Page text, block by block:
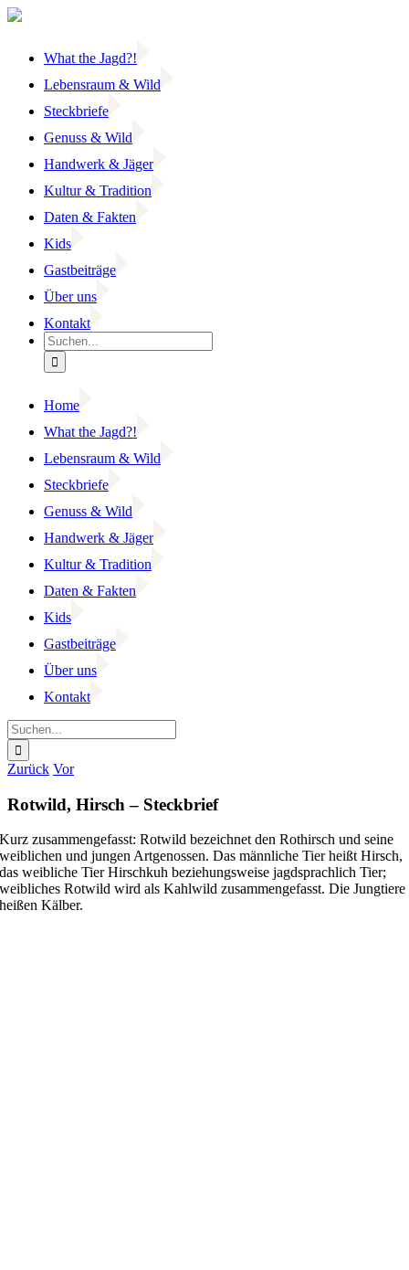
Zum
What the Jagd?!
Lebensraum & Wild
Steckbriefe
Genuss & Wild
Handwerk & Jäger
Kultur & Tradition
Daten & Fakten
Kids
Gastbeiträge
Über uns
Kontakt
Suche
nach:
Home
What the Jagd?!
Lebensraum & Wild
Steckbriefe
Genuss & Wild
Handwerk & Jäger
Kultur & Tradition
Daten & Fakten
Kids
Gastbeiträge
Über uns
Kontakt
Suche
nach:
Facebook
YouTube
Instagram
Zurück Vor
Rotwild, Hirsch – Steckbrief
Kurz zusammengefasst: Rotwild bezeichnet den Rothirsch und seine
weiblichen und jungen Artgenossen. Das männliche Tier heißt Hirsch,
das weibliche Tier Hirschkuh beziehungsweise jagdsprachlich Tier;
weibliches Rotwild wird als Kahlwild zusammengefasst. Die Jungtiere
heißen Kälber.